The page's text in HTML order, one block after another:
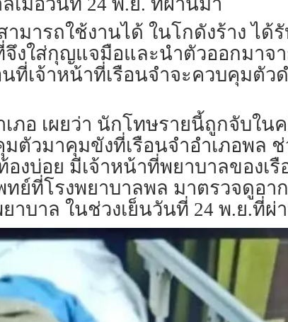
ารถใช้งานได้ ในโกดังร้าง ได้รั
งใส่กุญแจมือและนำตัวออกมาจ
ที่เจ้าหน้าที่เรือนจำจะควบคุมตัว
อ เผยว่า นักโทษรายนี้ถูกจับในค
วมาคุมขังที่เรือนจำอำเภอพล ช่
งบ่อย มีเจ้าหน้าที่พยาบาลของเ
ย์ที่โรงพยาบาลพล มาตรวจดูอา
าบาล ในช่วงเย็นวันที่ 24 พ.ย.ที่ผ่